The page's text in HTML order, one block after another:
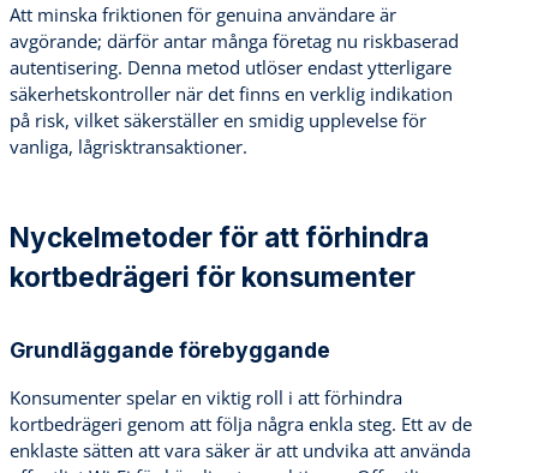
Att minska friktionen för genuina användare är
avgörande; därför antar många företag nu riskbaserad
autentisering. Denna metod utlöser endast ytterligare
säkerhetskontroller när det finns en verklig indikation
på risk, vilket säkerställer en smidig upplevelse för
vanliga, lågrisktransaktioner.
Nyckelmetoder för att förhindra
kortbedrägeri för konsumenter
Grundläggande förebyggande
Konsumenter spelar en viktig roll i att förhindra
kortbedrägeri genom att följa några enkla steg. Ett av de
enklaste sätten att vara säker är att undvika att använda